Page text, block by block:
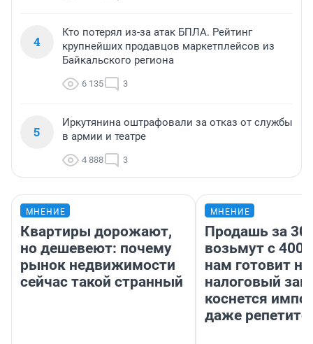
4
Кто потерял из-за атак БПЛА. Рейтинг
крупнейших продавцов маркетплейсов из
Байкальского региона
6 135 3
5
Иркутянина оштрафовали за отказ от службы
в армии и театре
4 888 3
МНЕНИЕ
Квартиры дорожают,
но дешевеют: почему
рынок недвижимости
сейчас такой странный
МНЕНИЕ
Продашь за
возьмут с
нам готовит
налоговый
коснется
даже